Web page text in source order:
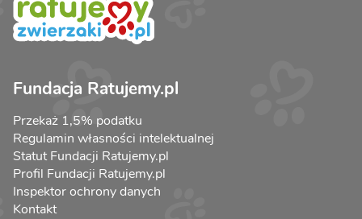
Fundacja Ratujemy.pl
Przekaż 1,5% podatku
Regulamin własności intelektualnej
Statut Fundacji Ratujemy.pl
Profil Fundacji Ratujemy.pl
Inspektor ochrony danych
Kontakt